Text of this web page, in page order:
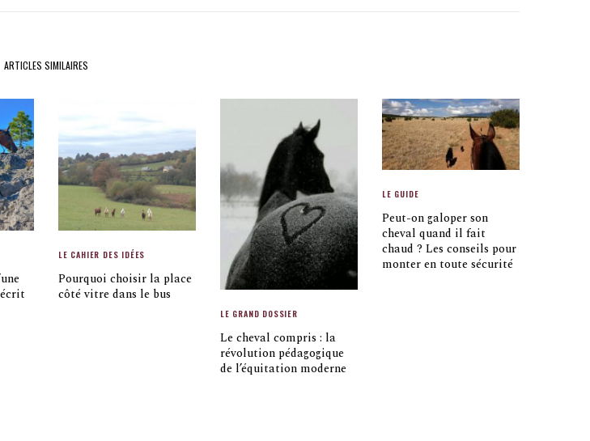
ARTICLES SIMILAIRES
LE CAHIER DES IDÉES
Pourquoi choisir la place
côté vitre dans le bus
LE GRAND DOSSIER
Le cheval compris : la
révolution pédagogique
de l’équitation moderne
LE GUIDE
Peut-on galoper son
cheval quand il fait
chaud ? Les conseils pour
monter en toute sécurité